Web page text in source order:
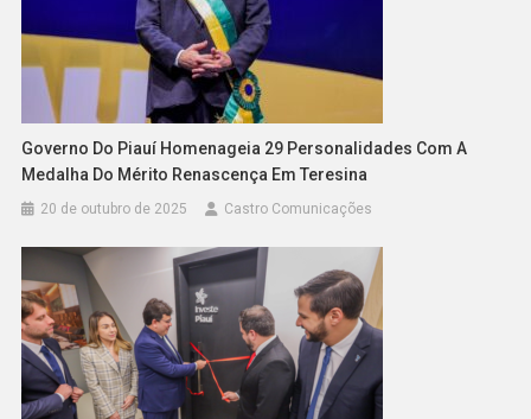
Governo Do Piauí Homenageia 29 Personalidades Com A
Medalha Do Mérito Renascença Em Teresina
20 de outubro de 2025 Castro Comunicações